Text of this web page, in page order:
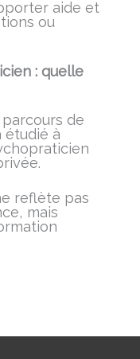
aide et
ou
: quelle
de
étudié à
reflète pas
mais